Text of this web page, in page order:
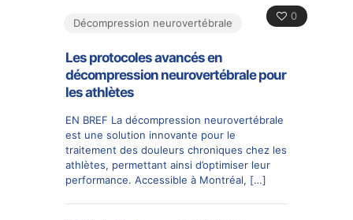
0
Décompression neurovertébrale
Les protocoles avancés en
décompression neurovertébrale pour
les athlètes
EN BREF La décompression neurovertébrale
est une solution innovante pour le
traitement des douleurs chroniques chez les
athlètes, permettant ainsi d’optimiser leur
performance. Accessible à Montréal, […]